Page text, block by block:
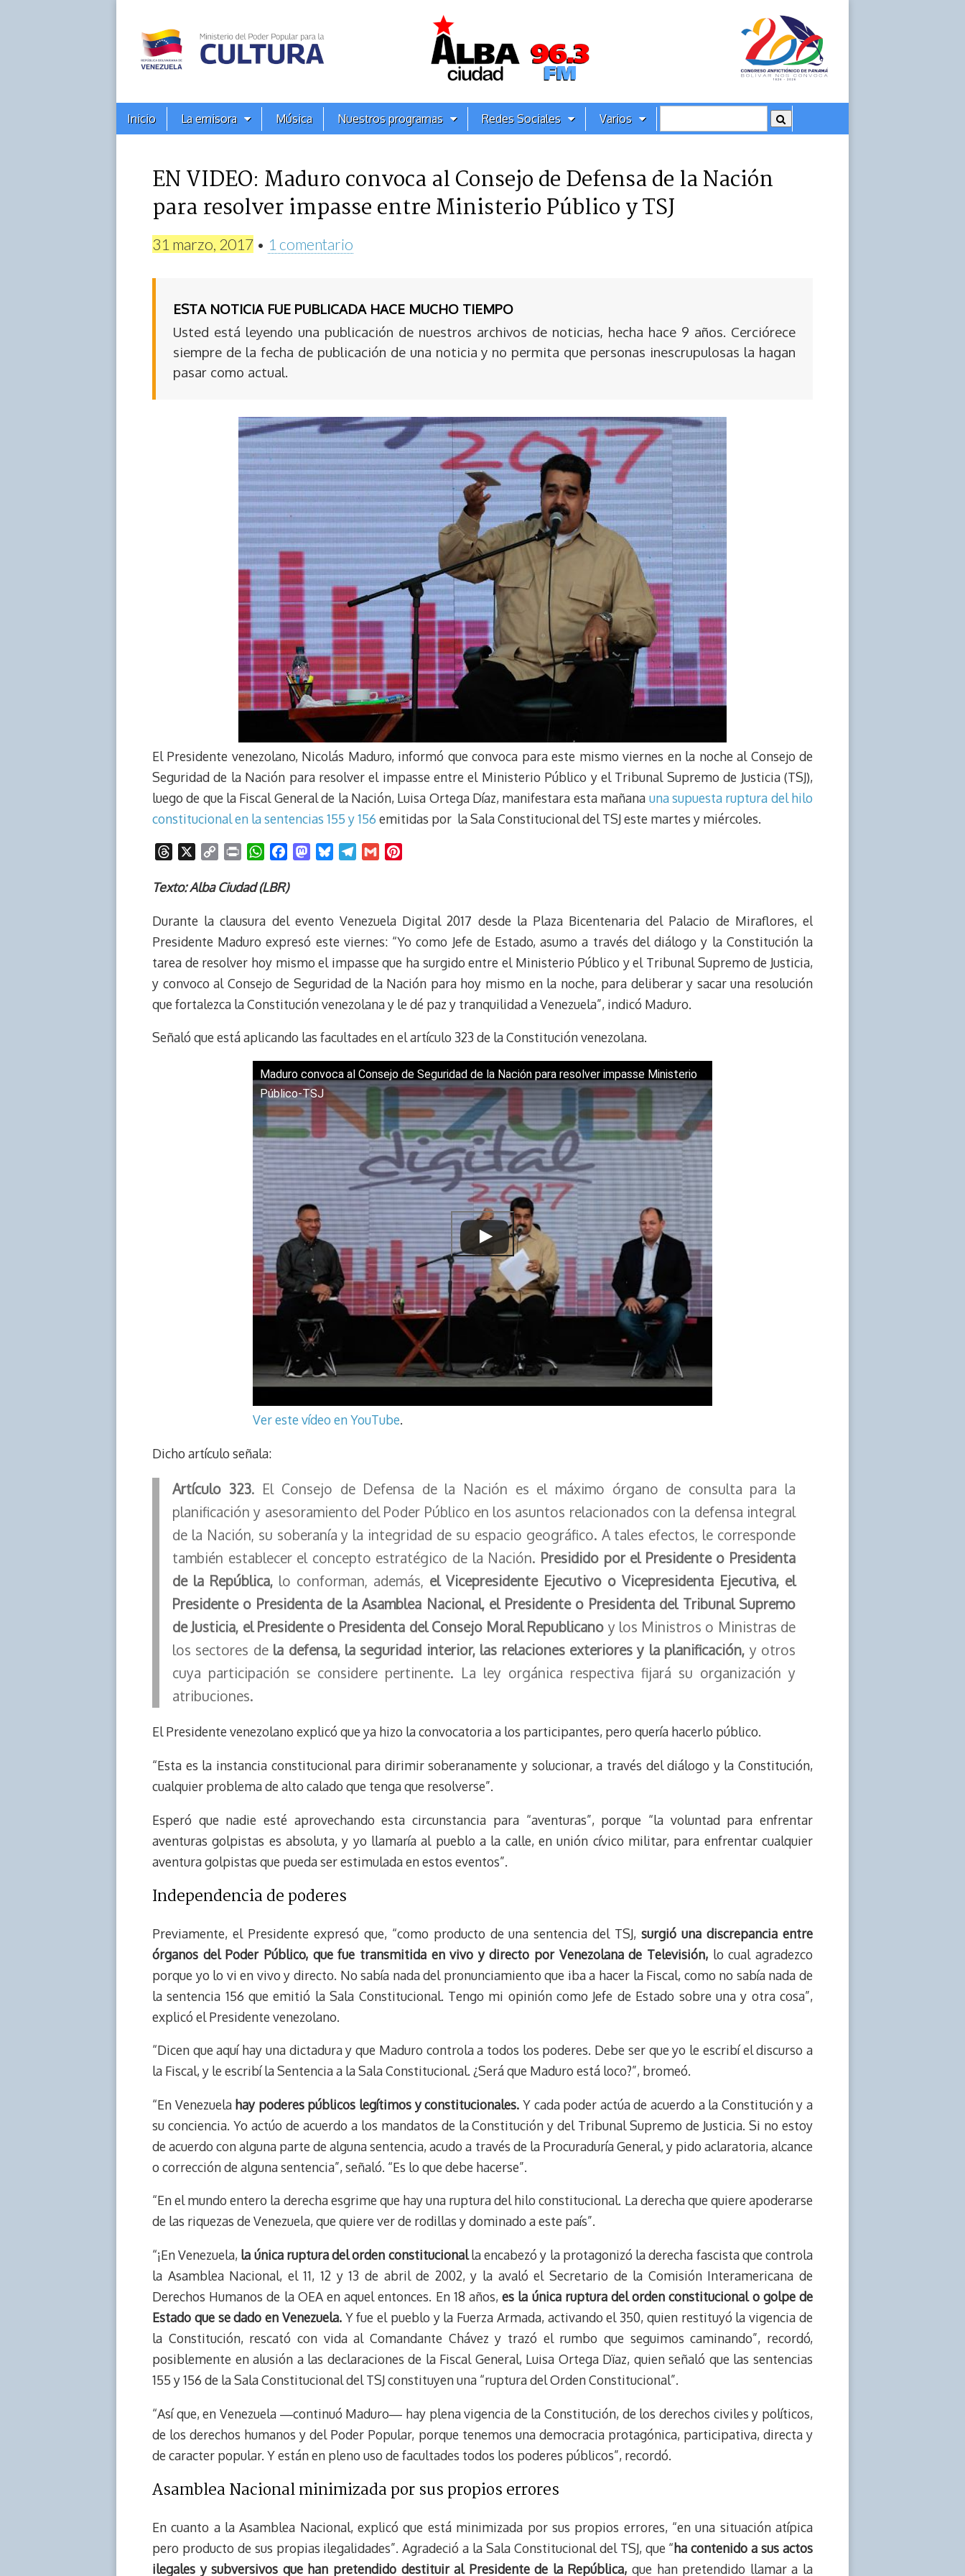
Alba
Ciudad
96.3
FM
Menú
principal
Inicio La emisora Música Nuestros programas Redes Sociales Varios
EN VIDEO: Maduro convoca al Consejo de Defensa de la Nación
para resolver impasse entre Ministerio Público y TSJ
31 marzo, 2017 • 1 comentario
ESTA NOTICIA FUE PUBLICADA HACE MUCHO TIEMPO
Usted está leyendo una publicación de nuestros archivos de noticias, hecha hace 9 años. Cerciórece
siempre de la fecha de publicación de una noticia y no permita que personas inescrupulosas la hagan
pasar como actual.
El Presidente venezolano, Nicolás Maduro, informó que convoca para este mismo viernes en la noche al Consejo de
Seguridad de la Nación para resolver el impasse entre el Ministerio Público y el Tribunal Supremo de Justicia (TSJ),
luego de que la Fiscal General de la Nación, Luisa Ortega Díaz, manifestara esta mañana una supuesta ruptura del hilo
constitucional en la sentencias 155 y 156 emitidas por la Sala Constitucional del TSJ este martes y miércoles.
r
a
d
p
L
i
k
i
t
W
a
s
A
p
c
b
o
o
k
M
o
n
k
y
g
r
m
l
e
r
e
s
t
Texto: Alba Ciudad (LBR)
Durante la clausura del evento Venezuela Digital 2017 desde la Plaza Bicentenaria del Palacio de Miraflores, el
Presidente Maduro expresó este viernes: “Yo como Jefe de Estado, asumo a través del diálogo y la Constitución la
tarea de resolver hoy mismo el impasse que ha surgido entre el Ministerio Público y el Tribunal Supremo de Justicia,
y convoco al Consejo de Seguridad de la Nación para hoy mismo en la noche, para deliberar y sacar una resolución
que fortalezca la Constitución venezolana y le dé paz y tranquilidad a Venezuela”, indicó Maduro.
Señaló que está aplicando las facultades en el artículo 323 de la Constitución venezolana.
Maduro convoca al Consejo de Seguridad de la Nación para resolver impasse Ministerio
Público-TSJ
Ver este vídeo en YouTube.
Dicho artículo señala:
Artículo 323. El Consejo de Defensa de la Nación es el máximo órgano de consulta para la
planificación y asesoramiento del Poder Público en los asuntos relacionados con la defensa integral
de la Nación, su soberanía y la integridad de su espacio geográfico. A tales efectos, le corresponde
también establecer el concepto estratégico de la Nación. Presidido por el Presidente o Presidenta
de la República, lo conforman, además, el Vicepresidente Ejecutivo o Vicepresidenta Ejecutiva, el
Presidente o Presidenta de la Asamblea Nacional, el Presidente o Presidenta del Tribunal Supremo
de Justicia, el Presidente o Presidenta del Consejo Moral Republicano y los Ministros o Ministras de
los sectores de la defensa, la seguridad interior, las relaciones exteriores y la planificación, y otros
cuya participación se considere pertinente. La ley orgánica respectiva fijará su organización y
atribuciones.
El Presidente venezolano explicó que ya hizo la convocatoria a los participantes, pero quería hacerlo público.
“Esta es la instancia constitucional para dirimir soberanamente y solucionar, a través del diálogo y la Constitución,
cualquier problema de alto calado que tenga que resolverse”.
Esperó que nadie esté aprovechando esta circunstancia para “aventuras”, porque “la voluntad para enfrentar
aventuras golpistas es absoluta, y yo llamaría al pueblo a la calle, en unión cívico militar, para enfrentar cualquier
aventura golpistas que pueda ser estimulada en estos eventos”.
Independencia de poderes
Previamente, el Presidente expresó que, “como producto de una sentencia del TSJ,surgió una discrepancia entre
órganos del Poder Público, que fue transmitida en vivo y directo por Venezolana de Televisión, lo cual agradezco
porque yo lo vi en vivo y directo. No sabía nada del pronunciamiento que iba a hacer la Fiscal, como no sabía nada de
la sentencia 156 que emitió la Sala Constitucional. Tengo mi opinión como Jefe de Estado sobre una y otra cosa”,
explicó el Presidente venezolano.
“Dicen que aquí hay una dictadura y que Maduro controla a todos los poderes. Debe ser que yo le escribí el discurso a
la Fiscal, y le escribí la Sentencia a la Sala Constitucional. ¿Será que Maduro está loco?”, bromeó.
“En Venezuelahay poderes públicos legítimos y constitucionales. Y cada poder actúa de acuerdo a la Constitución y a
su conciencia. Yo actúo de acuerdo a los mandatos de la Constitución y del Tribunal Supremo de Justicia. Si no estoy
de acuerdo con alguna parte de alguna sentencia, acudo a través de la Procuraduría General, y pido aclaratoria, alcance
o corrección de alguna sentencia”, señaló. “Es lo que debe hacerse”.
“En el mundo entero la derecha esgrime que hay una ruptura del hilo constitucional. La derecha que quiere apoderarse
de las riquezas de Venezuela, que quiere ver de rodillas y dominado a este país”.
“¡En Venezuela, la única ruptura del orden constitucionalla encabezó y la protagonizó la derecha fascista que controla
la Asamblea Nacional, el 11, 12 y 13 de abril de 2002, y la avaló el Secretario de la Comisión Interamericana de
Derechos Humanos de la OEA en aquel entonces. En 18 años,es la única ruptura del orden constitucional o golpe de
Estado que se dado en Venezuela.Y fue el pueblo y la Fuerza Armada, activando el 350, quien restituyó la vigencia de
la Constitución, rescató con vida al Comandante Chávez y trazó el rumbo que seguimos caminando”, recordó,
posiblemente en alusión a las declaraciones de la Fiscal General, Luisa Ortega Dïaz, quien señaló que las sentencias
155 y 156 de la Sala Constitucional del TSJ constituyen una “ruptura del Orden Constitucional”.
“Así que, en Venezuela ―continuó Maduro― hay plena vigencia de la Constitución, de los derechos civiles y políticos,
de los derechos humanos y del Poder Popular, porque tenemos una democracia protagónica, participativa, directa y
de caracter popular. Y están en pleno uso de facultades todos los poderes públicos”, recordó.
Asamblea Nacional minimizada por sus propios errores
En cuanto a la Asamblea Nacional, explicó que está minimizada por sus propios errores, “en una situación atípica
pero producto de sus propias ilegalidades”. Agradeció a la Sala Constitucional del TSJ, que “ha contenido a sus actos
ilegales y subversivos que han pretendido destituir al Presidente de la República, que han pretendido llamar a la